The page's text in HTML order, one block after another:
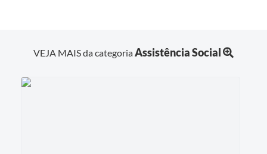
VEJA MAIS da categoriaAssistência Social